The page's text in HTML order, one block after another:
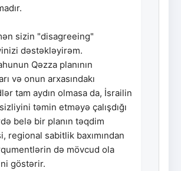
sizin "disagreeing"
dəstəkləyirəm.
Qəzza planının
və onun arxasındakı
tam aydın olmasa da, İsrailin
təmin etməyə çalışdığı
belə bir planın təqdim
regional sabitlik baxımından
də mövcud ola
göstərir.